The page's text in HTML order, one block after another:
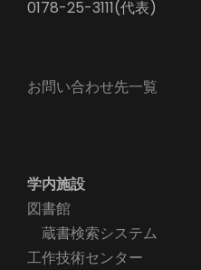
0178-25-3111(代表)
お問い合わせ先一覧
学内施設
図書館
蔵書検索システム
工作技術センター